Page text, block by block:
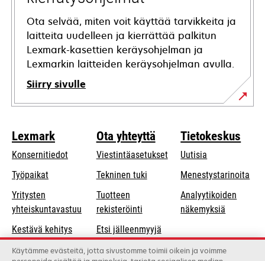
Ota selvää, miten voit käyttää tarvikkeita ja
laitteita uudelleen ja kierrättää palkitun
Lexmark-kasettien keräysohjelman ja
Lexmarkin laitteiden keräysohjelman avulla.
Siirry sivulle
Lexmark
Konsernitiedot
Työpaikat
Yritysten
yhteiskuntavastuu opens
a
new
Kestävä kehitys
Lexmarkin
Ota yhteyttä
Viestintäasetukset
Tekninen tukiopens
tab
Tuotteen
rekisteröinti
Etsi jälleenmyyjä
Luettelo
Tietokeskus
Uutisia
Menestystarinoita
Analyytikoiden
näkemyksiä
Käytämme evästeitä, jotta sivustomme toimii oikein ja voimme